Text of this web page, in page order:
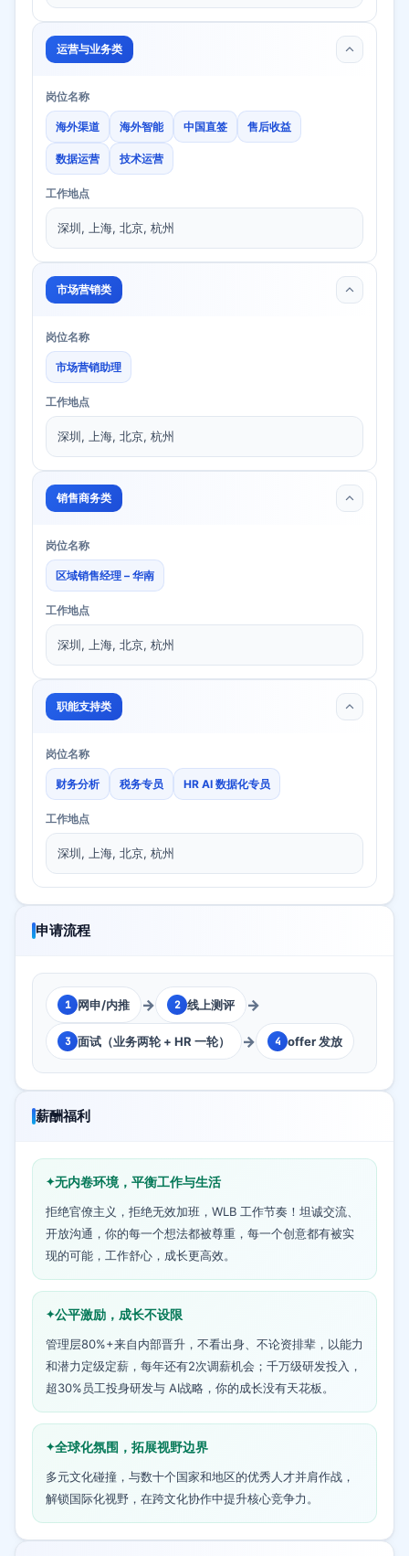
运营与业务类
岗位名称
海外渠道 海外智能 中国直签 售后收益
数据运营 技术运营
工作地点
深圳, 上海, 北京, 杭州
市场营销类
岗位名称
市场营销助理
工作地点
深圳, 上海, 北京, 杭州
销售商务类
岗位名称
区域销售经理 – 华南
工作地点
深圳, 上海, 北京, 杭州
职能支持类
岗位名称
财务分析 税务专员 HR AI 数据化专员
工作地点
深圳, 上海, 北京, 杭州
申请流程
1 网申/内推 → 2 线上测评 →
3 面试（业务两轮 + HR 一轮） → 4 offer 发放
薪酬福利
无内卷环境，平衡工作与生活
拒绝官僚主义，拒绝无效加班，WLB 工作节奏！坦诚交流、
开放沟通，你的每一个想法都被尊重，每一个创意都有被实
现的可能，工作舒心，成长更高效。
公平激励，成长不设限
管理层80%+来自内部晋升，不看出身、不论资排辈，以能力
和潜力定级定薪，每年还有2次调薪机会；千万级研发投入，
超30%员工投身研发与 AI战略，你的成长没有天花板。
全球化氛围，拓展视野边界
多元文化碰撞，与数十个国家和地区的优秀人才并肩作战，
解锁国际化视野，在跨文化协作中提升核心竞争力。